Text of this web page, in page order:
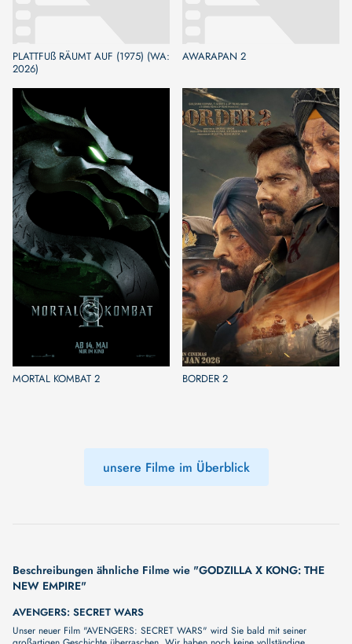
PLATTFUß RÄUMT AUF (1975) (WA:
2026)
AWARAPAN 2
MORTAL KOMBAT 2 BORDER 2
unsere Filme im Überblick
Beschreibungen ähnliche Filme wie "GODZILLA X KONG: THE
NEW EMPIRE"
AVENGERS: SECRET WARS
Unser neuer Film "AVENGERS: SECRET WARS" wird Sie bald mit seiner